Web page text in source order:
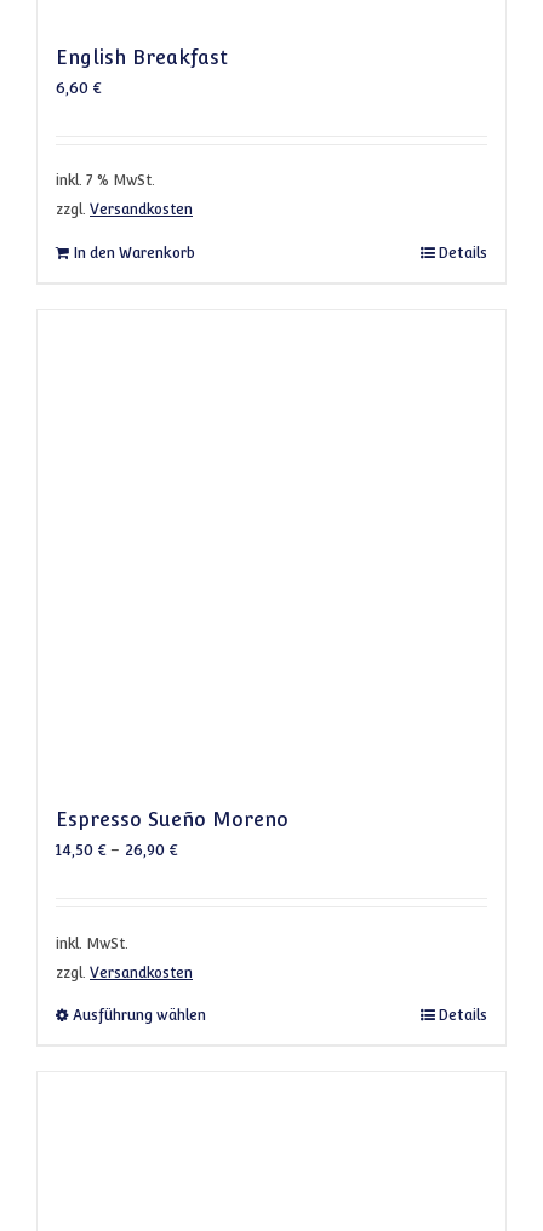
English Breakfast
6,60 €
inkl. 7 % MwSt.
zzgl. Versandkosten
In den Warenkorb Details
Espresso Sueño Moreno
14,50 €– 26,90 €
inkl. MwSt.
zzgl. Versandkosten
Ausführung wählen Dieses Produkt weist mehrere Varianten
Details